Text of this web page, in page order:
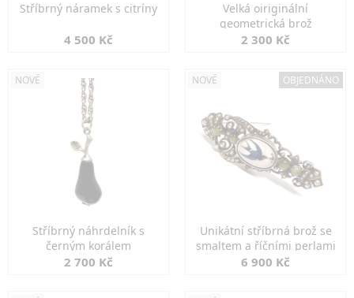
Stříbrný náramek s citríny
4 500 Kč
Velká oiriginální
geometrická brož
2 300 Kč
NOVÉ
Stříbrný náhrdelník s
černým korálem
2 700 Kč
NOVÉ OBJEDNÁNO
Unikátní stříbrná brož se
smaltem a říčními perlami
6 900 Kč